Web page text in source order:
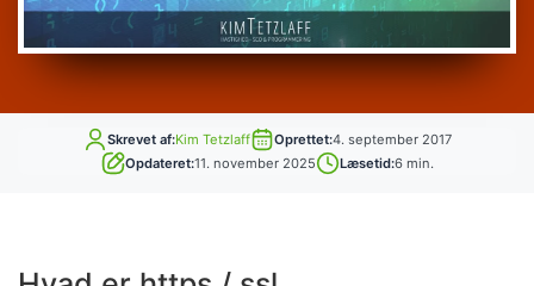
Skrevet af:Kim Tetzlaff Oprettet:4. september 2017
Opdateret:11. november 2025 Læsetid:6 min.